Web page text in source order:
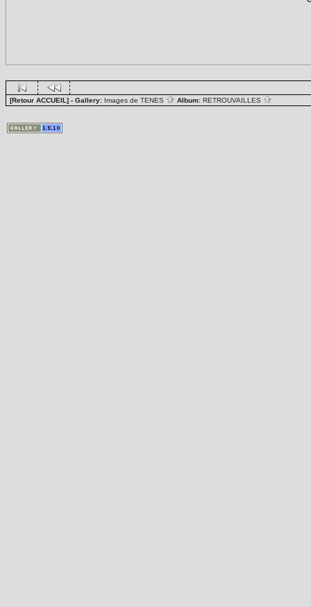
[Retour ACCUEIL] - Gallery: Images de TENES Album: RETROUVAILLES